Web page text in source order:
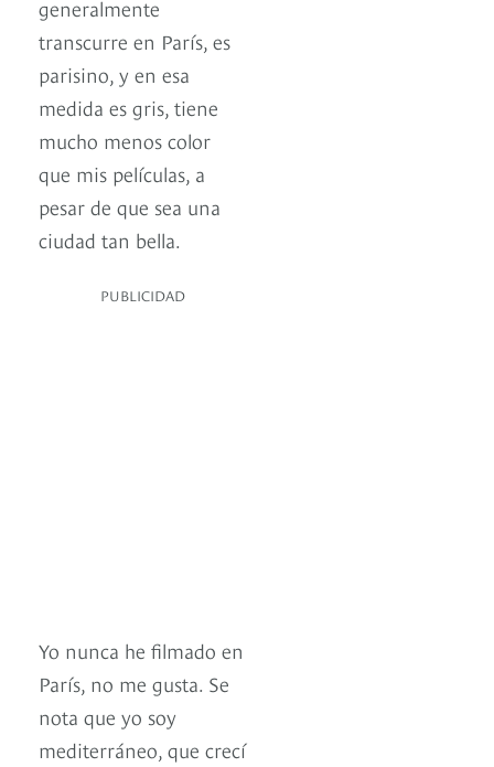
generalmente
transcurre en París, es
parisino, y en esa
medida es gris, tiene
mucho menos color
que mis películas, a
pesar de que sea una
ciudad tan bella.
PUBLICIDAD
Yo nunca he filmado en
París, no me gusta. Se
nota que yo soy
mediterráneo, que crecí